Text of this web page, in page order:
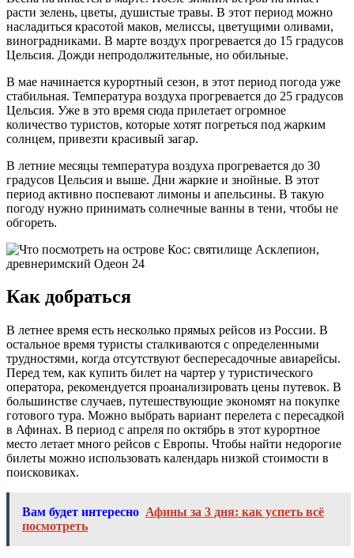
расти зелень, цветы, душистые травы. В этот период можно
насладиться красотой маков, мелиссы, цветущими оливами,
виноградниками. В марте воздух прогревается до 15 градусов
Цельсия. Дожди непродолжительные, но обильные.
В мае начинается курортный сезон, в этот период погода уже
стабильная. Температура воздуха прогревается до 25 градусов
Цельсия. Уже в это время сюда прилетает огромное
количество туристов, которые хотят погреться под жарким
солнцем, привезти красивый загар.
В летние месяцы температура воздуха прогревается до 30
градусов Цельсия и выше. Дни жаркие и знойные. В этот
период активно поспевают лимоны и апельсины. В такую
погоду нужно принимать солнечные ванны в тени, чтобы не
обгореть.
Как добраться
В летнее время есть несколько прямых рейсов из России. В
остальное время туристы сталкиваются с определенными
трудностями, когда отсутствуют беспересадочные авиарейсы.
Перед тем, как купить билет на чартер у туристического
оператора, рекомендуется проанализировать цены путевок. В
большинстве случаев, путешествующие экономят на покупке
готового тура. Можно выбрать вариант перелета с пересадкой
в Афинах. В период с апреля по октябрь в этот курортное
место летает много рейсов с Европы. Чтобы найти недорогие
билеты можно использовать календарь низкой стоимости в
поисковиках.
Вам будет интересно Афины за 3 дня: как успеть всё
посмотреть